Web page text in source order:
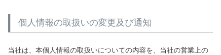
個人情報の取扱いの変更及び通知
当社は、本個人情報の取扱いについての内容を、当社の営業上の